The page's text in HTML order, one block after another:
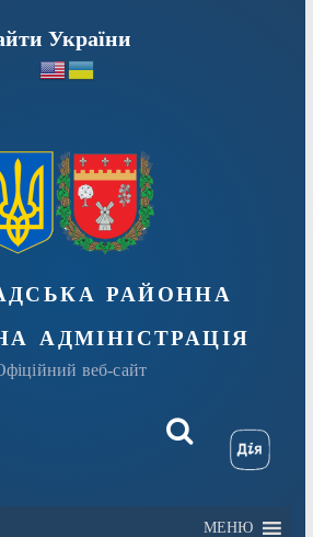
України
районна
адміністрація
веб-сайт
МЕНЮ